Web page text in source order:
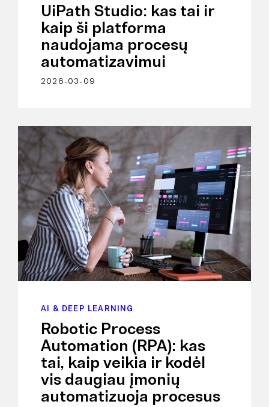
UiPath Studio: kas tai ir
kaip ši platforma
naudojama procesų
automatizavimui
2026-03-09
AI & DEEP LEARNING
Robotic Process
Automation (RPA): kas
tai, kaip veikia ir kodėl
vis daugiau įmonių
automatizuoja procesus